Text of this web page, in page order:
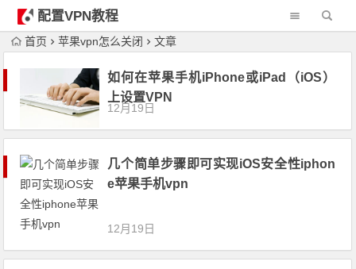
配置VPN教程
首页 苹果vpn怎么关闭 文章
如何在苹果手机iPhone或iPad（iOS）
上设置VPN
12月19日
几个简单步骤即可实现iOS安全性iphon
e苹果手机vpn
12月19日